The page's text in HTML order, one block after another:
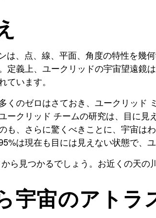
、点、線、平面、角度の特性を幾
義上、 ユークリッドの宇宙望遠鏡
います。
くのゼロはさておき、 ユークリッド
ークリッド チームの研究は、目に見
も、さらに驚くべきことに、宇宙
は現在も目には見えない状態で、
ら見つかるでしょう。お近くの天の
宇宙のアトラ